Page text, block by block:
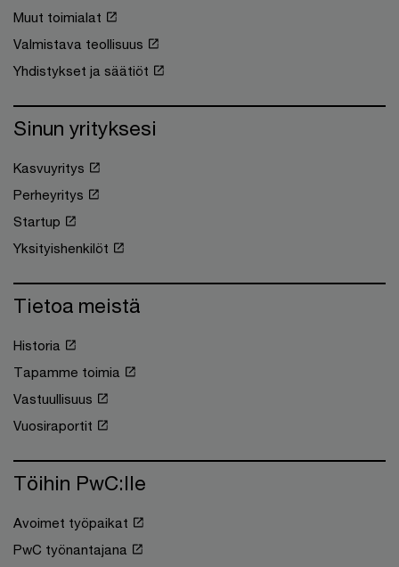
Muut toimialat
Valmistava teollisuus
Yhdistykset ja säätiöt
Sinun yrityksesi
Kasvuyritys
Perheyritys
Startup
Yksityishenkilöt
Tietoa meistä
Historia
Tapamme toimia
Vastuullisuus
Vuosiraportit
Töihin PwC:lle
Avoimet työpaikat
PwC työnantajana